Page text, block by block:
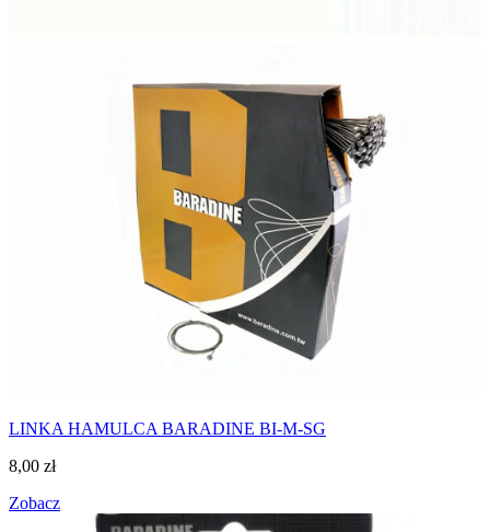
LINKA HAMULCA BARADINE BI-M-SG
8,00 zł
Zobacz